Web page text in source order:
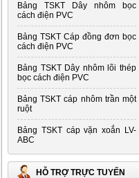
Bảng TSKT Dây nhôm bọc
cách điện PVC
Bảng TSKT Cáp đồng đơn bọc
cách điện PVC
Bảng TSKT Dây nhôm lõi thép
bọc cách điện PVC
Bảng TSKT cáp nhôm trần một
ruột
Bảng TSKT cáp vặn xoắn LV-
ABC
HỖ TRỢ TRỰC TUYẾN